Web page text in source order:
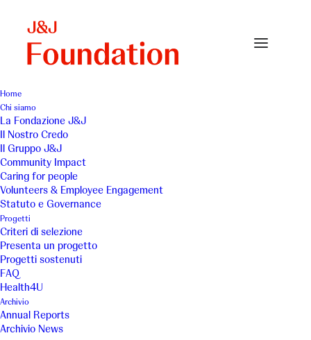
Home
Chi siamo
La Fondazione J&J
Il Nostro Credo
Il Gruppo J&J
Community Impact
Caring for people
Volunteers & Employee Engagement
Statuto e Governance
Progetti
Criteri di selezione
Presenta un progetto
Progetti sostenuti
FAQ
Health4U
Archivio
Annual Reports
Archivio News
Casa Famiglia Betania di
Maria - Adeguamento
impianto per
produzione acqua calda
e raffrescamento